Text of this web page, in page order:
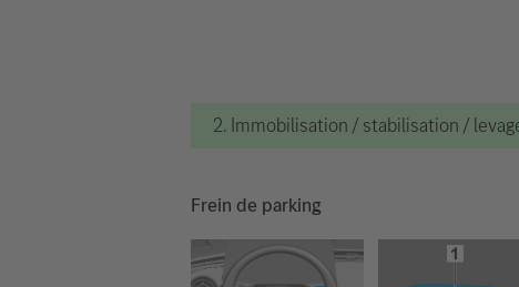
2. Immobilisation / stabilisation /
Frein de parking